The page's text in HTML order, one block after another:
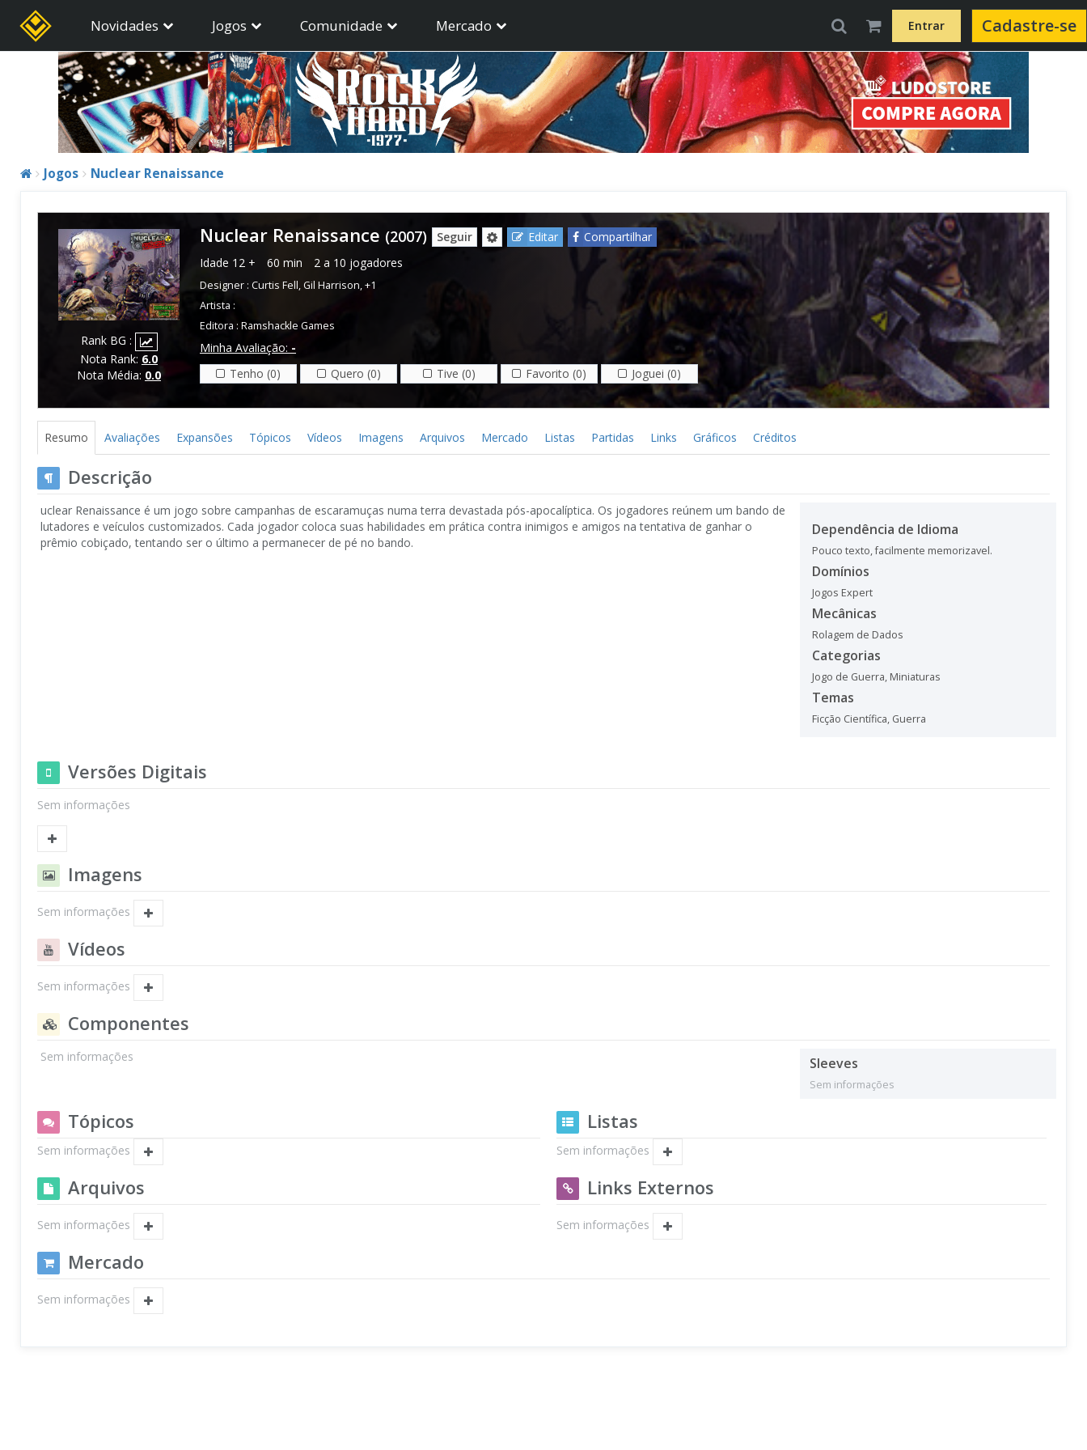
Novidades Jogos Comunidade Mercado Entrar Cadastre-se
Jogos Nuclear Renaissance
Rank BG :
Nota Rank: 6.0
Nota Média: 0.0
Nuclear Renaissance (2007) Seguir Editar
Compartilhar
Idade 12 + 60 min 2 a 10 jogadores
Designer : Curtis Fell,Gil Harrison,+1
Artista :
Editora : Ramshackle Games
Minha Avaliação: -
Tenho (0)
Quero (0) Tive (0) Favorito (0) Joguei (0)
Resumo Avaliações Expansões Tópicos Vídeos Imagens Arquivos Mercado Listas Partidas Links Gráficos Créditos
Descrição
uclear Renaissance é um jogo sobre campanhas de escaramuças numa terra devastada pós-apocalíptica. Os jogadores reúnem um bando de
lutadores e veículos customizados. Cada jogador coloca suas habilidades em prática contra inimigos e amigos na tentativa de ganhar o
prêmio cobiçado, tentando ser o último a permanecer de pé no bando.
Dependência de Idioma
Pouco texto, facilmente memorizavel.
Domínios
Jogos Expert
Mecânicas
Rolagem de Dados
Categorias
Jogo de Guerra, Miniaturas
Temas
Ficção Científica, Guerra
Versões Digitais
Sem informações
Imagens
Sem informações
Vídeos
Sem informações
Componentes
Sem informações Sleeves
Sem informações
Tópicos
Sem informações
Listas
Sem informações
Arquivos
Sem informações
Links Externos
Sem informações
Mercado
Sem informações